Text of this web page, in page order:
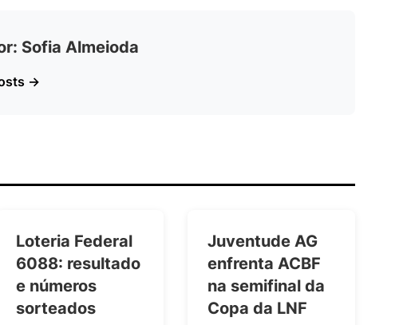
Sofia Almeioda
→
Loteria Federal
6088: resultado
e números
sorteados
Juventude AG
enfrenta ACBF
na semifinal da
Copa da LNF